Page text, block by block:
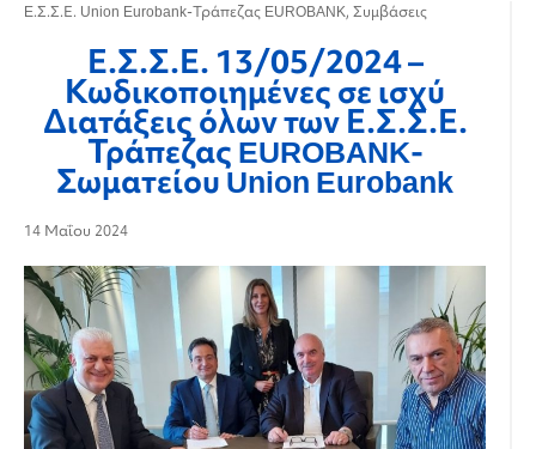
E.Σ.Σ.Ε. Union Eurobank-Τράπεζας EUROBANK, Συμβάσεις
Ε.Σ.Σ.Ε. 13/05/2024 –
Κωδικοποιημένες σε ισχύ
Διατάξεις όλων των Ε.Σ.Σ.Ε.
Τράπεζας EUROBANK-
Σωματείου Union Eurobank
14 Μαΐου 2024